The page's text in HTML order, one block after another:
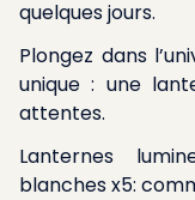
quelques jours.
Plongez dans
unique : une
attentes.
Lanternes
blanches x5: